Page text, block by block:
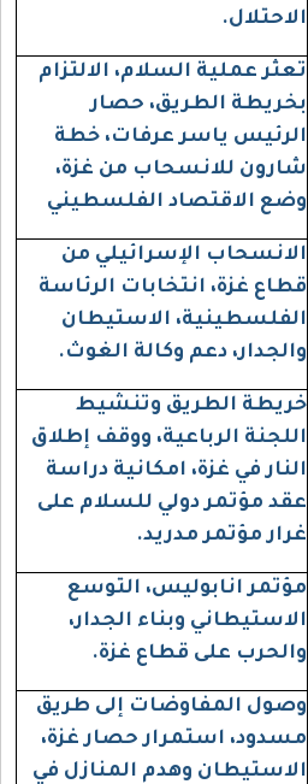
الاحتلال.
تعثر عملية السلام، الالتزام
بخريطة الطريق، حصار
الرئيس ياسر عرفات، خطة
شارون للانسحاب من غزة،
وضع الاقتصاد الفلسطيني
الانسحاب الإسرائيلي من
قطاع غزة، انتخابات الرئاسة
الفلسطينية، الاستيطان
والجدار، دعم وكالة الغوث.
خريطة الطريق وتنشيط
اللجنة الرباعية، ووقف إطلاق
النار في غزة، امكانية دراسة
عقد مؤتمر دولي للسلام على
غرار مؤتمر مدريد.
مؤتمر انابوليس، التوسع
الاستيطاني وبناء الجدار،
والحرب على قطاع غزة.
وصول المفاوضات إلى طريق
مسدود، استمرار حصار غزة،
الاستيطان وهدم المنازل في